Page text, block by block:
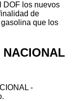
DOF los nuevos
de
que los
-